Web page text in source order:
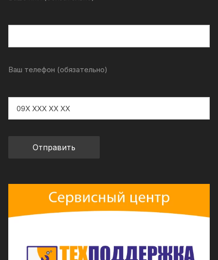
Ваш телефон (обязательно)